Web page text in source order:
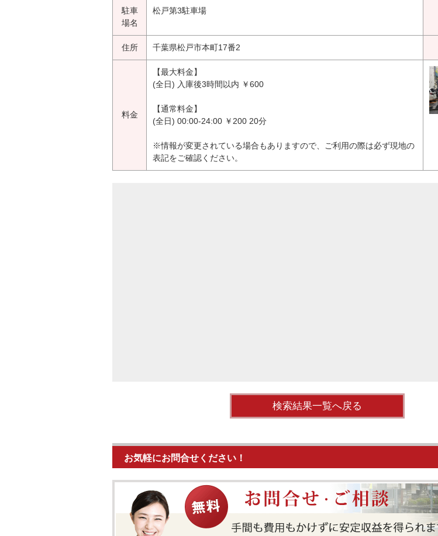
駐車
場名
松戸第3駐車場
住所 千葉県松戸市本町17番2
料金
【最大料金】
(全日) 入庫後3時間以内 ￥600
【通常料金】
(全日) 00:00-24:00 ￥200 20分
※情報が変更されている場合もありますので、ご利用の際は必ず現地の
表記をご確認ください。
検索結果一覧へ戻る
お気軽にお問合せください！